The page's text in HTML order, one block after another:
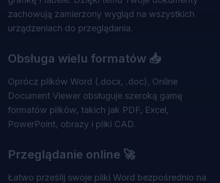
zachowują zamierzony wygląd na wszystkich
urządzeniach do przeglądania.
Obsługa wielu formatów 📥
Oprócz plików Word (.docx, .doc), Online
Document Viewer obsługuje szeroką gamę
formatów plików, takich jak PDF, Excel,
PowerPoint, obrazy i pliki CAD.
Przeglądanie online 🚀
Łatwo prześlij swoje pliki Word bezpośrednio na